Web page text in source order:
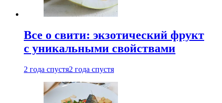
Все о свити: экзотический фрукт
с уникальными свойствами
2 года спустя2 года спустя